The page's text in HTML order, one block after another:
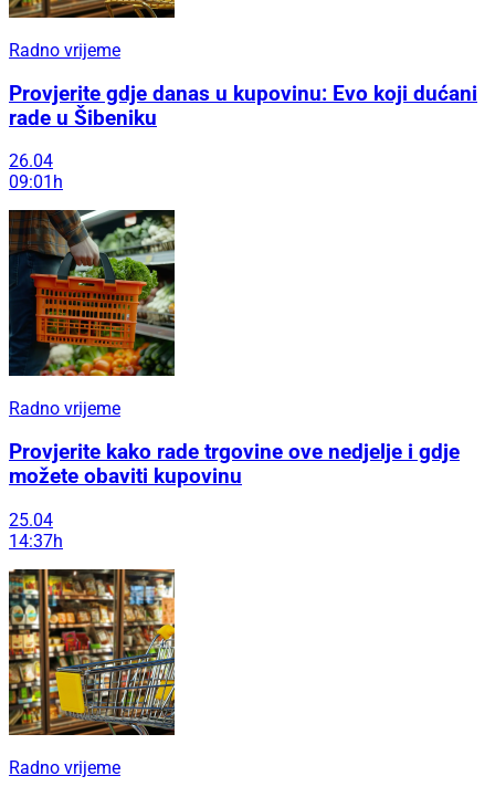
Radno vrijeme
Provjerite gdje danas u kupovinu: Evo koji dućani
rade u Šibeniku
26.04
09:01h
Radno vrijeme
Provjerite kako rade trgovine ove nedjelje i gdje
možete obaviti kupovinu
25.04
14:37h
Radno vrijeme